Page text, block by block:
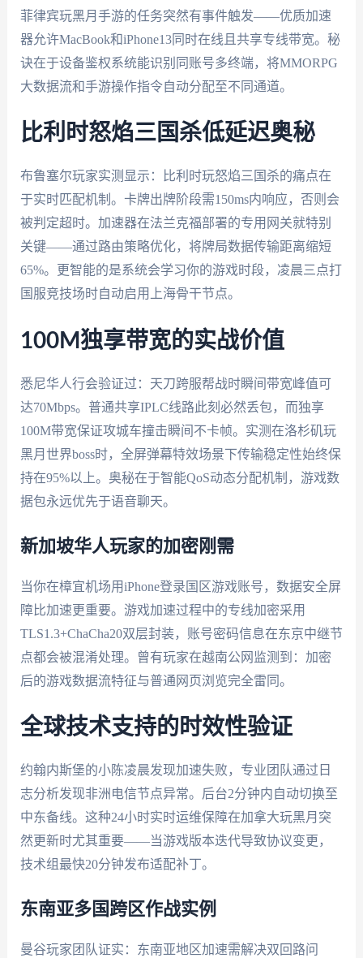
菲律宾玩黑月手游的任务突然有事件触发——优质加速
器允许MacBook和iPhone13同时在线且共享专线带宽。秘
诀在于设备鉴权系统能识别同账号多终端，将MMORPG
大数据流和手游操作指令自动分配至不同通道。
比利时怒焰三国杀低延迟奥秘
布鲁塞尔玩家实测显示：比利时玩怒焰三国杀的痛点在
于实时匹配机制。卡牌出牌阶段需150ms内响应，否则会
被判定超时。加速器在法兰克福部署的专用网关就特别
关键——通过路由策略优化，将牌局数据传输距离缩短
65%。更智能的是系统会学习你的游戏时段，凌晨三点打
国服竞技场时自动启用上海骨干节点。
100M独享带宽的实战价值
悉尼华人行会验证过：天刀跨服帮战时瞬间带宽峰值可
达70Mbps。普通共享IPLC线路此刻必然丢包，而独享
100M带宽保证攻城车撞击瞬间不卡帧。实测在洛杉矶玩
黑月世界boss时，全屏弹幕特效场景下传输稳定性始终保
持在95%以上。奥秘在于智能QoS动态分配机制，游戏数
据包永远优先于语音聊天。
新加坡华人玩家的加密刚需
当你在樟宜机场用iPhone登录国区游戏账号，数据安全屏
障比加速更重要。游戏加速过程中的专线加密采用
TLS1.3+ChaCha20双层封装，账号密码信息在东京中继节
点都会被混淆处理。曾有玩家在越南公网监测到：加密
后的游戏数据流特征与普通网页浏览完全雷同。
全球技术支持的时效性验证
约翰内斯堡的小陈凌晨发现加速失败，专业团队通过日
志分析发现非洲电信节点异常。后台2分钟内自动切换至
中东备线。这种24小时实时运维保障在加拿大玩黑月突
然更新时尤其重要——当游戏版本迭代导致协议变更，
技术组最快20分钟发布适配补丁。
东南亚多国跨区作战实例
曼谷玩家团队证实：东南亚地区加速需解决双回路问